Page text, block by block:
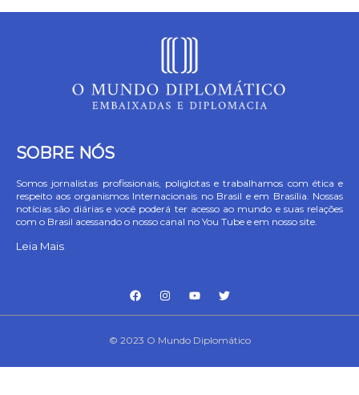
SOBRE NÓS
Somos jornalistas profissionais, poliglotas e trabalhamos com ética e
respeito aos organismos Internacionais no Brasil e em Brasília. Nossas
notícias são diárias e você poderá ter acesso ao mundo e suas relações
com o Brasil acessando o nosso canal no You Tube e em nosso site.
Leia Mais
© 2023 O Mundo Diplomático